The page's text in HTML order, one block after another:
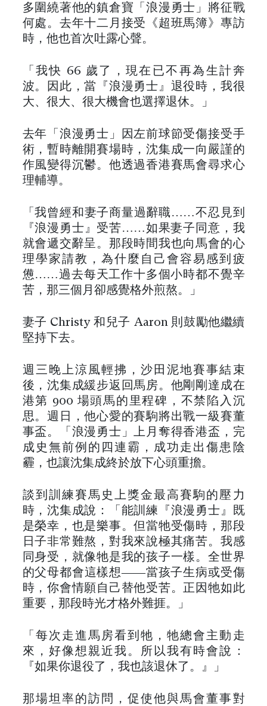
多圍繞著他的鎮倉寶「浪漫勇士」將征戰
何處。去年十二月接受《超班馬簿》專訪
時，他也首次吐露心聲。
「我快 66 歲了，現在已不再為生計奔
波。因此，當『浪漫勇士』退役時，我很
大、很大、很大機會也選擇退休。」
去年「浪漫勇士」因左前球節受傷接受手
術，暫時離開賽場時，沈集成一向嚴謹的
作風變得沉鬱。他透過香港賽馬會尋求心
理輔導。
「我曾經和妻子商量過辭職……不忍見到
『浪漫勇士』受苦……如果妻子同意，我
就會遞交辭呈。那段時間我也向馬會的心
理學家請教，為什麼自己會容易感到疲
憊……過去每天工作十多個小時都不覺辛
苦，那三個月卻感覺格外煎熬。」
妻子 Christy 和兒子 Aaron 則鼓勵他繼續
堅持下去。
週三晚上涼風輕拂，沙田泥地賽事結束
後，沈集成緩步返回馬房。他剛剛達成在
港第 900 場頭馬的里程碑，不禁陷入沉
思。週日，他心愛的賽駒將出戰一級賽董
事盃。「浪漫勇士」上月奪得香港盃，完
成史無前例的四連霸，成功走出傷患陰
霾，也讓沈集成終於放下心頭重擔。
談到訓練賽馬史上獎金最高賽駒的壓力
時，沈集成說：「能訓練『浪漫勇士』既
是榮幸，也是樂事。但當牠受傷時，那段
日子非常難熬，對我來說極其痛苦。我感
同身受，就像牠是我的孩子一樣。全世界
的父母都會這樣想——當孩子生病或受傷
時，你會情願自己替他受苦。正因牠如此
重要，那段時光才格外難捱。」
「每次走進馬房看到牠，牠總會主動走
來，好像想親近我。所以我有時會說：
『如果你退役了，我也該退休了。』」
那場坦率的訪問，促使他與馬會董事對